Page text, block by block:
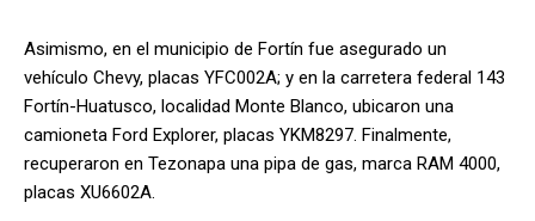
Asimismo, en el municipio de Fortín fue asegurado un
vehículo Chevy, placas YFC002A; y en la carretera federal 143
Fortín-Huatusco, localidad Monte Blanco, ubicaron una
camioneta Ford Explorer, placas YKM8297. Finalmente,
recuperaron en Tezonapa una pipa de gas, marca RAM 4000,
placas XU6602A.